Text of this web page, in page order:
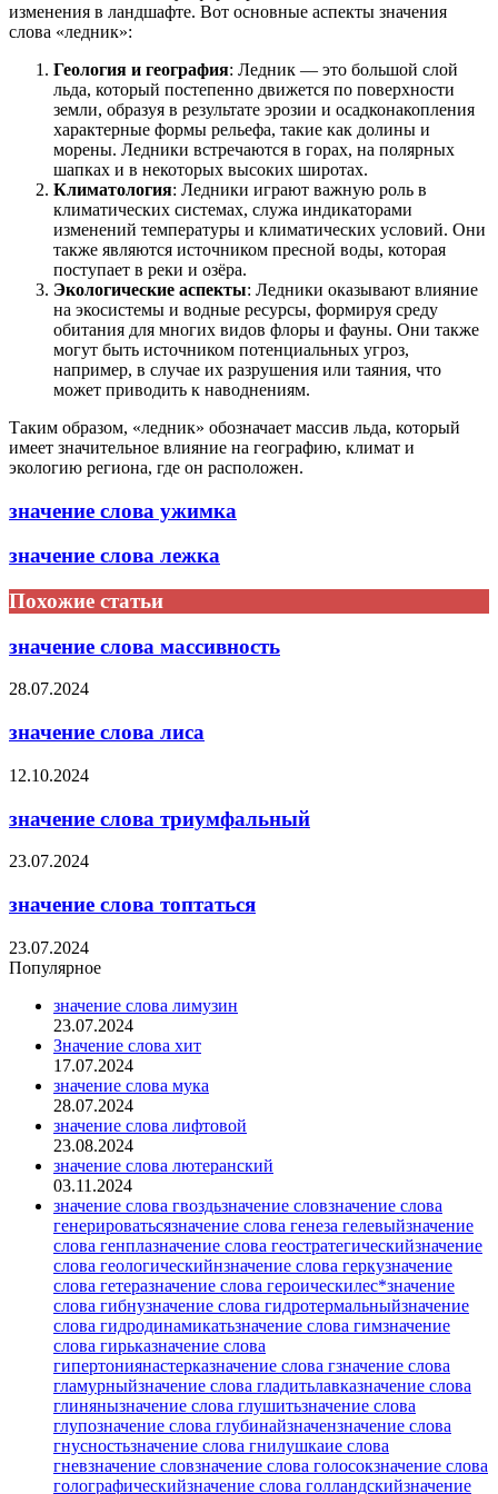
изменения в ландшафте. Вот основные аспекты значения
слова «ледник»:
Геология и география: Ледник — это большой слой
льда, который постепенно движется по поверхности
земли, образуя в результате эрозии и осадконакопления
характерные формы рельефа, такие как долины и
морены. Ледники встречаются в горах, на полярных
шапках и в некоторых высоких широтах.
Климатология: Ледники играют важную роль в
климатических системах, служа индикаторами
изменений температуры и климатических условий. Они
также являются источником пресной воды, которая
поступает в реки и озёра.
Экологические аспекты: Ледники оказывают влияние
на экосистемы и водные ресурсы, формируя среду
обитания для многих видов флоры и фауны. Они также
могут быть источником потенциальных угроз,
например, в случае их разрушения или таяния, что
может приводить к наводнениям.
Таким образом, «ледник» обозначает массив льда, который
имеет значительное влияние на географию, климат и
экологию региона, где он расположен.
значение слова ужимка
значение слова лежка
Похожие статьи
значение слова массивность
28.07.2024
значение слова лиса
12.10.2024
значение слова триумфальный
23.07.2024
значение слова топтаться
23.07.2024
Популярное
значение слова лимузин
23.07.2024
Значение слова хит
17.07.2024
значение слова мука
28.07.2024
значение слова лифтовой
23.08.2024
значение слова лютеранский
03.11.2024
значение слова гвоздьзначение словзначение слова
генерироватьсязначение слова генеза гелевыйзначение
слова генплазначение слова геостратегическийзначение
слова геологическийнзначение слова геркузначение
слова гетеразначение слова героическилес*значение
слова гибнузначение слова гидротермальныйзначение
слова гидродинамикатьзначение слова гимзначение
слова гирьказначение слова
гипертониянастерказначение слова гзначение слова
гламурныйзначение слова гладитьлавказначение слова
глинянызначение слова глушитьзначение слова
глупозначение слова глубинайзначензначение слова
гнусностьзначение слова гнилушкаие слова
гневзначение словзначение слова голосокзначение слова
голографическийзначение слова голландскийзначение